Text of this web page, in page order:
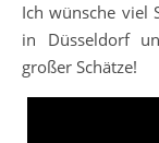
Ich wünsche viel
in Düsseldorf
großer Schätze!